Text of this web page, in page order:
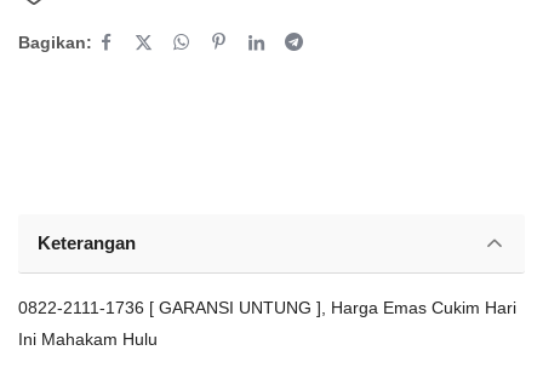
Bagikan:
Keterangan
0822-2111-1736 [ GARANSI UNTUNG ], Harga Emas Cukim Hari
Ini Mahakam Hulu